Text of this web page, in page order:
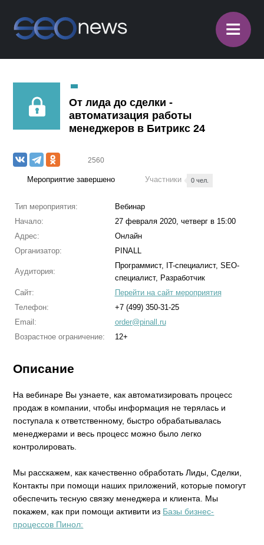
≡
От лида до сделки -
автоматизация работы
менеджеров в Битрикс 24
2560
Мероприятие завершено Участники 0 чел.
Тип мероприятия:
Вебинар
Начало:
27 февраля 2020, четверг в 15:00
Адрес:
Онлайн
Организатор:
PINALL
Аудитория:
Программист, IT-специалист, SEO-
специалист, Разработчик
Сайт:
Перейти на сайт мероприятия
Телефон:
+7 (499) 350-31-25
Email:
order@pinall.ru
Возрастное ограничение:
12+
Описание
На вебинаре Вы узнаете, как автоматизировать процесс
продаж в компании, чтобы информация не терялась и
поступала к ответственному, быстро обрабатывалась
менеджерами и весь процесс можно было легко
контролировать.
Мы расскажем, как качественно обработать Лиды, Сделки,
Контакты при помощи наших приложений, которые помогут
обеспечить тесную связку менеджера и клиента. Мы
покажем, как при помощи активити из Базы бизнес-
процессов Пинол: